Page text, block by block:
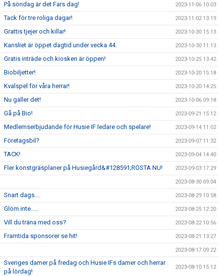
På söndag är det Fars dag! 2023-11-06 10:03
Tack för tre roliga dagar! 2023-11-02 13:19
Grattis tjejer och killar! 2023-10-30 15:13
Kansliet är öppet dagtid under vecka 44. 2023-10-30 11:13
Gratis inträde och kiosken är öppen! 2023-10-25 13:42
Biobiljetter! 2023-10-20 15:18
Kvalspel för våra herrar! 2023-10-20 14:25
Nu gäller det! 2023-10-06 09:18
Gå på Bio! 2023-09-21 15:12
Medlemserbjudande för Husie IF ledare och spelare! 2023-09-14 11:02
Företagsbil? 2023-09-07 11:32
TACK! 2023-09-04 14:40
Fler konstgräsplaner på Husiegård&#128591;RÖSTA NU! 2023-09-03 17:29
2023-08-30 09:04
Snart dags.... 2023-08-29 10:58
Glöm inte..... 2023-08-25 12:20
Vill du träna med oss? 2023-08-22 10:56
Framtida sponsorer se hit! 2023-08-21 13:27
2023-08-17 09:22
Sveriges damer på fredag och Husie IFs damer och herrar
på lördag!
2023-08-10 15:12